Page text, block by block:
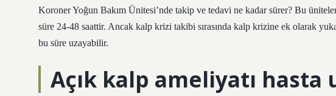
Koroner Yoğun Bakım Ünitesi’nde takip ve tedavi ne kadar sürer? Bu
süre 24-48 saattir. Ancak kalp krizi takibi sırasında kalp krizine ek olarak
bu süre uzayabilir.
Açık kalp ameliyatı hasta